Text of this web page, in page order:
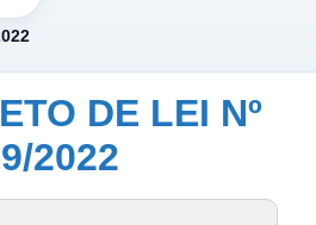
DE LEI Nº
2022